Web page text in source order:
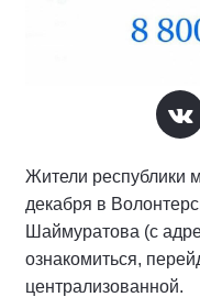
Жители республики
декабря в
Шаймуратова (с
ознакомиться,
централизованной.